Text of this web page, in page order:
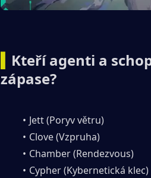
Kteří agenti a
zápase?
Jett (Poryv větru)
Clove (Vzpruha)
Chamber (Rendezvous)
Cypher (Kybernetická klec)